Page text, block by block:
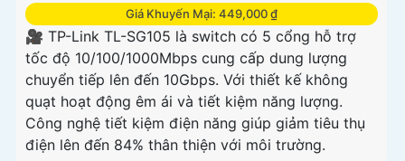
Giá Khuyến Mại: 449,000 ₫
🎥 TP-Link TL-SG105 là switch có 5 cổng hỗ trợ
tốc độ 10/100/1000Mbps cung cấp dung lượng
chuyển tiếp lên đến 10Gbps. Với thiết kế không
quạt hoạt động êm ái và tiết kiệm năng lượng.
Công nghệ tiết kiệm điện năng giúp giảm tiêu thụ
điện lên đến 84% thân thiện với môi trường.